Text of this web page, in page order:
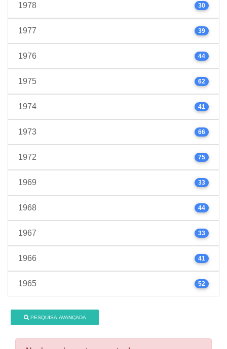
1978 30
1977 39
1976 44
1975 62
1974 41
1973 66
1972 75
1969 33
1968 44
1967 33
1966 41
1965 52
PESQUISA AVANÇADA